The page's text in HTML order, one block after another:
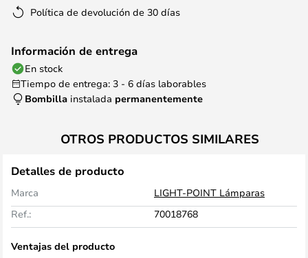
Política de devolución de 30 días
Información de entrega
En stock
Tiempo de entrega: 3 - 6 días laborables
Bombilla instalada permanentemente
OTROS PRODUCTOS SIMILARES
Detalles de producto
Marca
LIGHT-POINT Lámparas
Ref.:
70018768
Ventajas del producto